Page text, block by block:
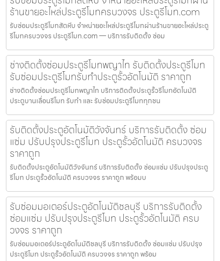
ร้านขายอะไหล่ประตูรีโมทครบวงจร ประตูรีโมท.com
รับซ่อมประตูรีโมทสัตหีบ จำหน่ายอะไหล่ประตูรีโมทผ่านร้านขายอะไหล่ประตู
รีโมทครบวงจร ประตูรีโมท.com — บริการรับติดตั้ง ซ่อม
ช่างติดตั้งซ่อมประตูรีโมทพญาไท รับติดตั้งประตูรีโมท
รับซ่อมประตูรีโมทรับทำประตูรั้วอัตโนมัติ ราคาถูก
ช่างติดตั้งซ่อมประตูรีโมทพญาไท บริการติดตั้งประตูรั้วรีโมทอัตโนมัติ
ประตูบานเลื่อนรีโมท รับทำ และ รับซ่อมประตูรีโมททุกชน
รับติดตั้งประตูอัตโนมัติวังจันทร์ บริการรับติดตั้ง ซ่อม
แซ่ม ปรับปรุงประตูรีโมท ประตูรั้วอัตโนมัติ ครบวงจร
ราคาถูก
รับติดตั้งประตูอัตโนมัติวังจันทร์ บริการรับติดตั้ง ซ่อมแซ่ม ปรับปรุงประตู
รีโมท ประตูรั้วอัตโนมัติ ครบวงจร ราคาถูก พร้อมบ
รับซ่อมมอเตอร์ประตูอัตโนมัติชลบุรี บริการรับติดตั้ง
ซ่อมแซ่ม ปรับปรุงประตูรีโมท ประตูรั้วอัตโนมัติ ครบ
วงจร ราคาถูก
รับซ่อมมอเตอร์ประตูอัตโนมัติชลบุรี บริการรับติดตั้ง ซ่อมแซ่ม ปรับปรุง
ประตูรีโมท ประตูรั้วอัตโนมัติ ครบวงจร ราคาถูก พร้อม